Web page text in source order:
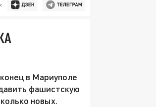
в Мариуполе
фашистскую
новых.